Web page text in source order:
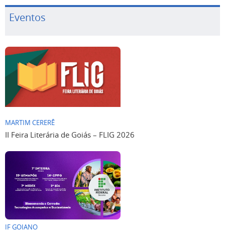
Eventos
MARTIM CERERÊ
II Feira Literária de Goiás – FLIG 2026
IF GOIANO